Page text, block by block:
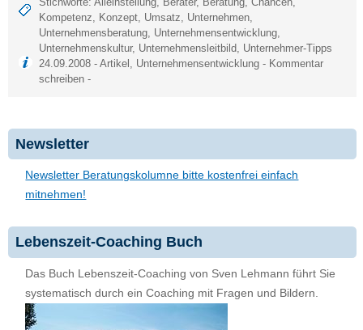
Kompetenz, Konzept, Umsatz, Unternehmen,
Unternehmensberatung, Unternehmensentwicklung,
Unternehmenskultur, Unternehmensleitbild, Unternehmer-Tipps
24.09.2008 -Artikel , Unternehmensentwicklung - Kommentar
schreiben -
Newsletter
Newsletter Beratungskolumne bitte kostenfrei einfach
mitnehmen!
Lebenszeit-Coaching Buch
Das Buch Lebenszeit-Coaching von Sven Lehmann führt Sie
systematisch durch ein Coaching mit Fragen und Bildern.